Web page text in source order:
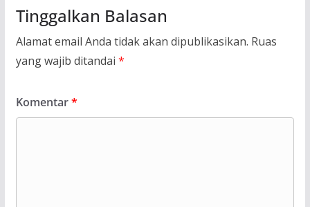
Tinggalkan Balasan
Alamat email Anda tidak akan dipublikasikan. Ruas
yang wajib ditandai *
Komentar*